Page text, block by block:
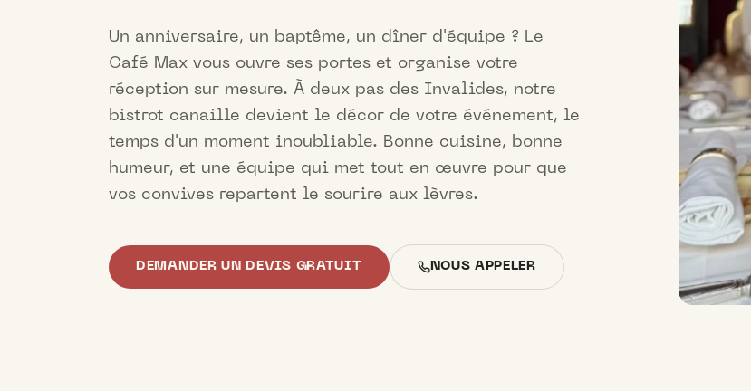
Un anniversaire, un baptême, un dîner d'équipe ? Le
Café Max vous ouvre ses portes et organise votre
réception sur mesure. À deux pas des Invalides, notre
bistrot canaille devient le décor de votre événement, le
temps d'un moment inoubliable. Bonne cuisine, bonne
humeur, et une équipe qui met tout en œuvre pour que
vos convives repartent le sourire aux lèvres.
DEMANDER UN DEVIS GRATUIT NOUS APPELER